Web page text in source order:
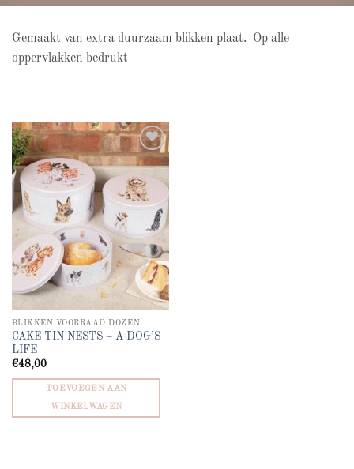
Gemaakt van extra duurzaam blikken plaat. Op alle
oppervlakken bedrukt
Add to
BLIKKEN VOORRAAD DOZEN
CAKE TIN NESTS – A DOG’S
LIFE
€48,00
TOEVOEGEN AAN
WINKELWAGEN